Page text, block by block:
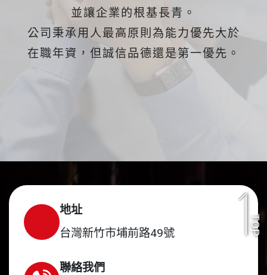
並讓企業的根基長青。
公司秉承用人最高原則為能力優先大於
在職年資，但誠信品德還是第一優先。
TOP
地址
台灣新竹市埔前路49號
聯絡我們